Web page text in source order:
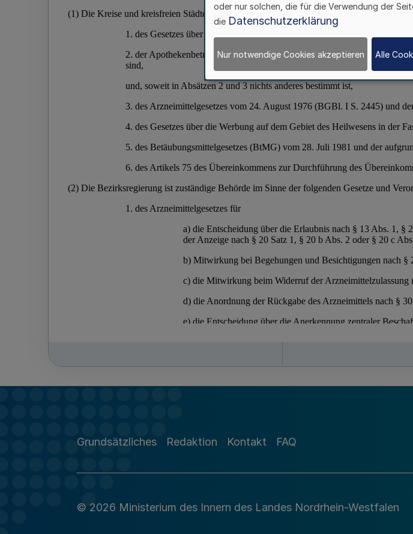
Grundsätzliches Redaktion Kontakt FAQ
© 2026 Ministerium des Innern des Landes Nordrhein-Westfalen
oder nur solchen, die für die Verwendung der
die Datenschutzerklärung
Nur notwendige Cookies akzeptieren Alle